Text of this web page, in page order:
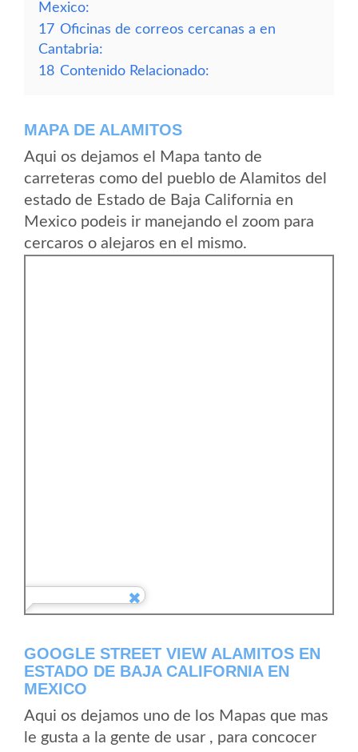
Mexico:
17 Oficinas de correos cercanas a en
Cantabria:
18 Contenido Relacionado:
MAPA DE ALAMITOS
Aqui os dejamos el Mapa tanto de
carreteras como del pueblo de Alamitos del
estado de Estado de Baja California en
Mexico podeis ir manejando el zoom para
cercaros o alejaros en el mismo.
GOOGLE STREET VIEW ALAMITOS EN
ESTADO DE BAJA CALIFORNIA EN
MEXICO
Aqui os dejamos uno de los Mapas que mas
le gusta a la gente de usar , para concocer